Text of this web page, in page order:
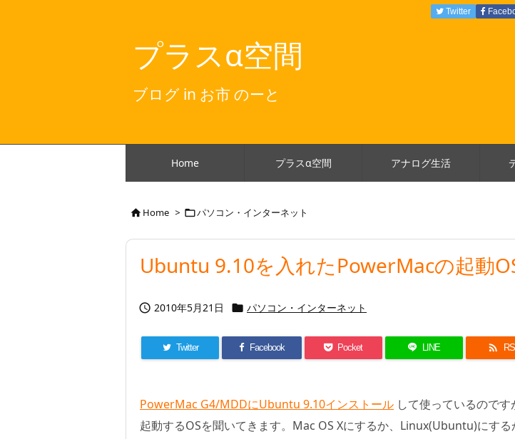
プラスα空間
ブログ in お市 のーと
Home プラスα空間 アナログ生活
Twitter
Home > パソコン・インターネット
Ubuntu 9.10を入れたPowerMacの起動
 2010年5月21日  パソコン・インターネット
Twitter Facebook Pocket LINE 
PowerMac G4/MDDにUbuntu 9.10インストール して使っているのです
起動するOSを聞いてきます。Mac OS Xにするか、Linux(Ubuntu)にする